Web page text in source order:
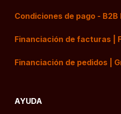
Condiciones de pago - B2B
Financiación de facturas |
Financiación de pedidos |
AYUDA